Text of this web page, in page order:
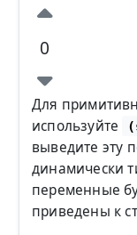
0
Для
используйте
выведите эту
динамически
переменные
приведены к